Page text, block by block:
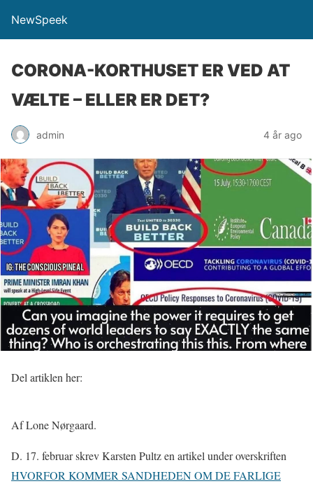
NewSpeek
CORONA-KORTHUSET ER VED AT
VÆLTE – ELLER ER DET?
admin 4 år ago
Del artiklen her:
Af Lone Nørgaard.
D. 17. februar skrev Karsten Pultz en artikel under overskriften
HVORFOR KOMMER SANDHEDEN OM DE FARLIGE